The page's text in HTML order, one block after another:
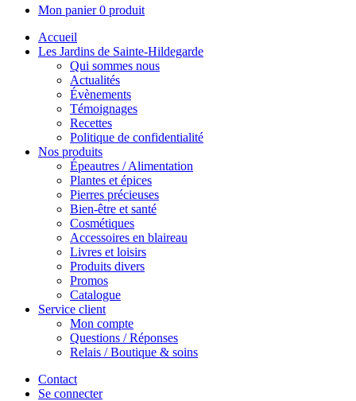
Mon panier0 produit
Accueil
Les Jardins de Sainte-Hildegarde
Qui sommes nous
Actualités
Évènements
Témoignages
Recettes
Politique de confidentialité
Nos produits
Épeautres / Alimentation
Plantes et épices
Pierres précieuses
Bien-être et santé
Cosmétiques
Accessoires en blaireau
Livres et loisirs
Produits divers
Promos
Catalogue
Service client
Mon compte
Questions / Réponses
Relais / Boutique & soins
Contact
Se connecter